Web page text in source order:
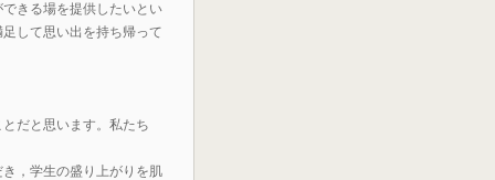
きる場を提供したいとい
して思い出を持ち帰って
だと思います。私たち
，学生の盛り上がりを肌